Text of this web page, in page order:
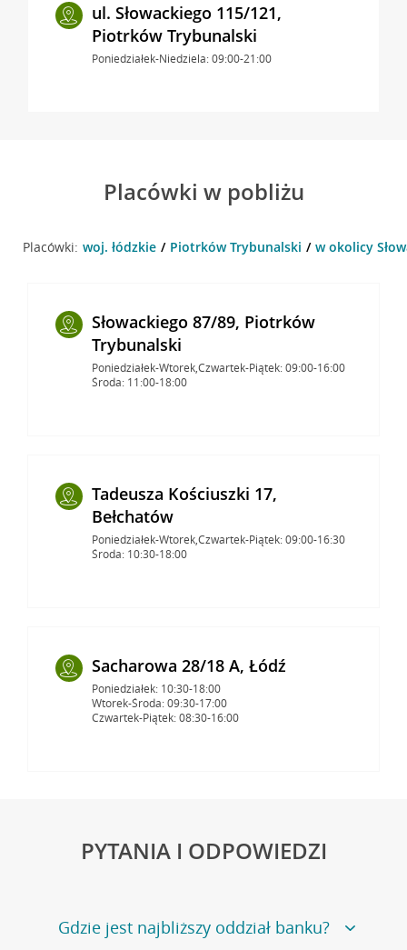
ul. Słowackiego 115/121,
Piotrków Trybunalski
Poniedziałek-Niedziela: 09:00-21:00
Placówki w pobliżu
Placówki: woj. łódzkie Piotrków Trybunalski w okolicy
Słowackiego 87/89, Piotrków
Trybunalski
Poniedziałek-Wtorek,Czwartek-Piątek: 09:00-16:00
Środa: 11:00-18:00
Tadeusza Kościuszki 17,
Bełchatów
Poniedziałek-Wtorek,Czwartek-Piątek: 09:00-16:30
Środa: 10:30-18:00
Sacharowa 28/18 A, Łódź
Poniedziałek: 10:30-18:00
Wtorek-Środa: 09:30-17:00
Czwartek-Piątek: 08:30-16:00
PYTANIA I ODPOWIEDZI
Gdzie jest najbliższy oddział banku?